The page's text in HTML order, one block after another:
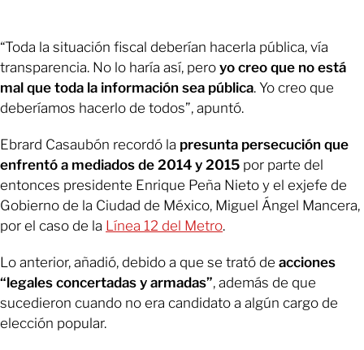
“Toda la situación fiscal deberían hacerla pública, vía
transparencia. No lo haría así, pero yo creo que no está
mal que toda la información sea pública. Yo creo que
deberíamos hacerlo de todos”, apuntó.
Ebrard Casaubón recordó la presunta persecución que
enfrentó a mediados de 2014 y 2015 por parte del
entonces presidente Enrique Peña Nieto y el exjefe de
Gobierno de la Ciudad de México, Miguel Ángel Mancera,
por el caso de la Línea 12 del Metro.
Lo anterior, añadió, debido a que se trató de acciones
“legales concertadas y armadas”, además de que
sucedieron cuando no era candidato a algún cargo de
elección popular.